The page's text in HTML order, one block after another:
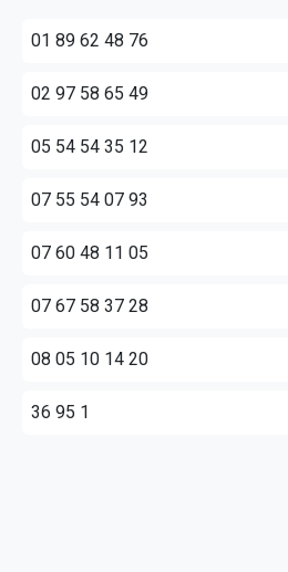
01 89 62 48 76
02 97 58 65 49
05 54 54 35 12
07 55 54 07 93
07 60 48 11 05
07 67 58 37 28
08 05 10 14 20
36 95 1